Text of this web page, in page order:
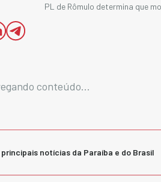
PL de Rômulo determina que
conteúdo...
notícias da Paraíba e do Brasil